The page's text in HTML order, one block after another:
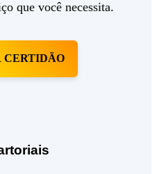
que você necessita.
CERTIDÃO